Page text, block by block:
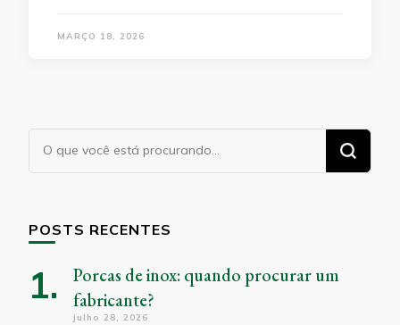
MARÇO 18, 2026
Procurando
algo?
POSTS RECENTES
Porcas de inox: quando procurar um
fabricante?
julho 28, 2026